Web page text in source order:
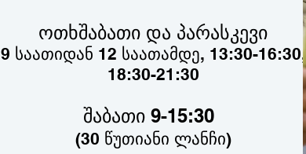
ოთხშაბათი და პარასკევი
9 საათიდან 12 საათამდე, 13:30-16:30,
18:30-21:30
შაბათი 9-15:30
(30 წუთიანი ლანჩი)